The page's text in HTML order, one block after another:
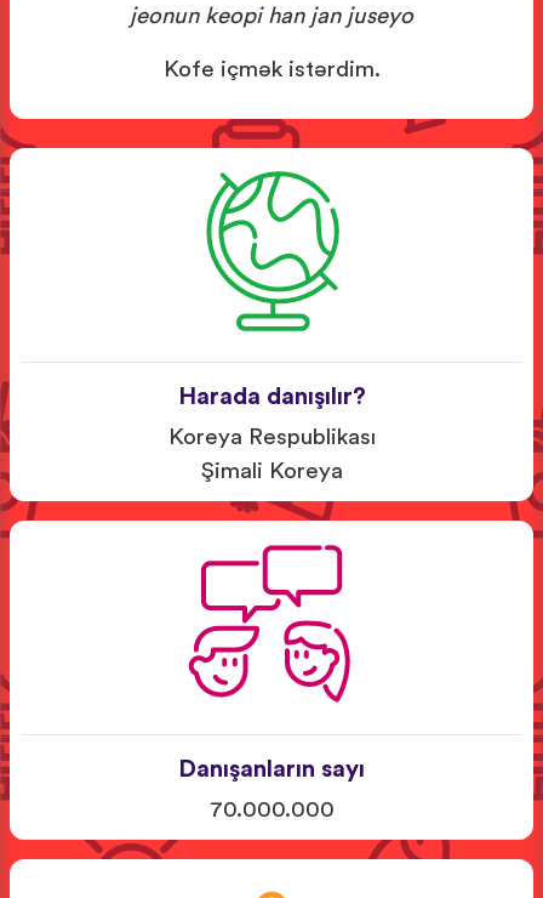
jeonun keopi han jan juseyo
Kofe içmək istərdim.
Harada danışılır?
Koreya Respublikası
Şimali Koreya
Danışanların sayı
70.000.000